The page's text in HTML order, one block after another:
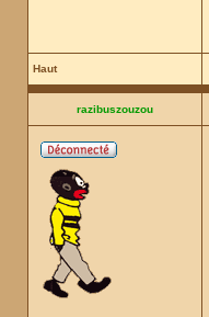
Haut
razibuszouzou